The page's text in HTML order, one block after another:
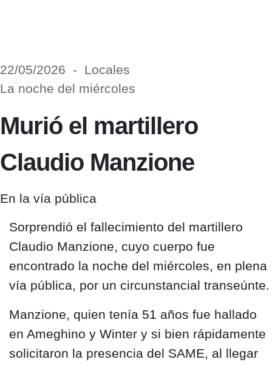
22/05/2026 - Locales
La noche del miércoles
Murió el martillero
Claudio Manzione
En la vía pública
Sorprendió el fallecimiento del martillero
Claudio Manzione, cuyo cuerpo fue
encontrado la noche del miércoles, en plena
vía pública, por un circunstancial transeúnte.
Manzione, quien tenía 51 años fue hallado
en Ameghino y Winter y si bien rápidamente
solicitaron la presencia del SAME, al llegar